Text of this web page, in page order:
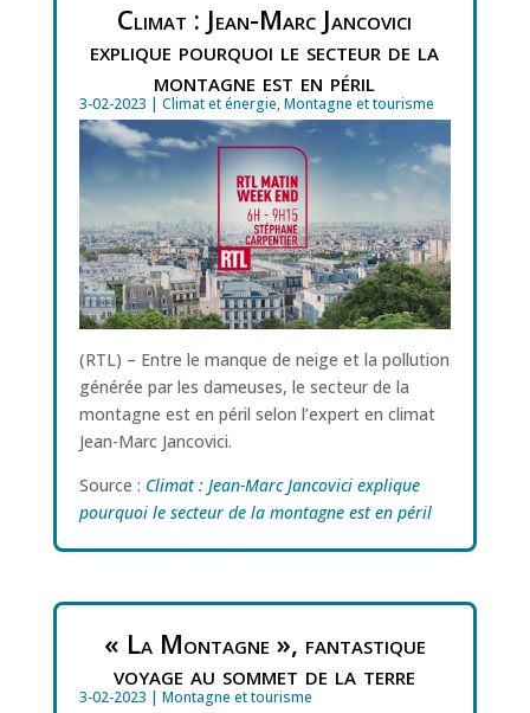
Climat : Jean-Marc Jancovici
explique pourquoi le secteur de la
montagne est en péril
3-02-2023 Climat et énergie,Montagne et tourisme
(RTL) – Entre le manque de neige et la pollution
générée par les dameuses, le secteur de la
montagne est en péril selon l’expert en climat
Jean-Marc Jancovici.
Source : Climat : Jean-Marc Jancovici explique
pourquoi le secteur de la montagne est en péril
« La Montagne », fantastique
voyage au sommet de la terre
3-02-2023 | Montagne et tourisme